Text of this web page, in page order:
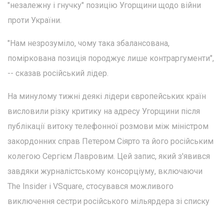
"незалежну і гнучку" позицію Угорщини щодо війни
проти України.
"Нам незрозуміло, чому така збалансована,
поміркована позиція породжує лише контраргументи",
-- сказав російський лідер.
На минулому тижні деякі лідери європейських країн
висловили різку критику на адресу Угорщини після
публікації витоку телефонної розмови між міністром
закордонних справ Петером Сіярто та його російським
колегою Сергієм Лавровим. Цей запис, який з'явився
завдяки журналістському консорціуму, включаючи
The Insider і VSquare, стосувався можливого
виключення сестри російського мільярдера зі списку